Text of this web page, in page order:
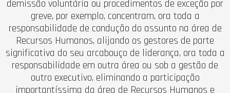
demissão voluntária ou procedimentos de exceção por
greve, por exemplo, concentram, ora toda a
responsabilidade de condução do assunto na área de
Recursos Humanos, alijando os gestores de parte
significativa do seu arcabouço de liderança, ora toda a
responsabilidade em outra área ou sob a gestão de
outro executivo, eliminando a participação
importantíssima da área de Recursos Humanos e